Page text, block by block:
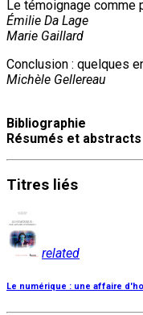
Le témoignage comme
Émilie Da Lage
Marie Gaillard
Conclusion : quelques
Michèle Gellereau
Bibliographie
Résumés et abstracts
Titres liés
related
Le numérique : une affaire